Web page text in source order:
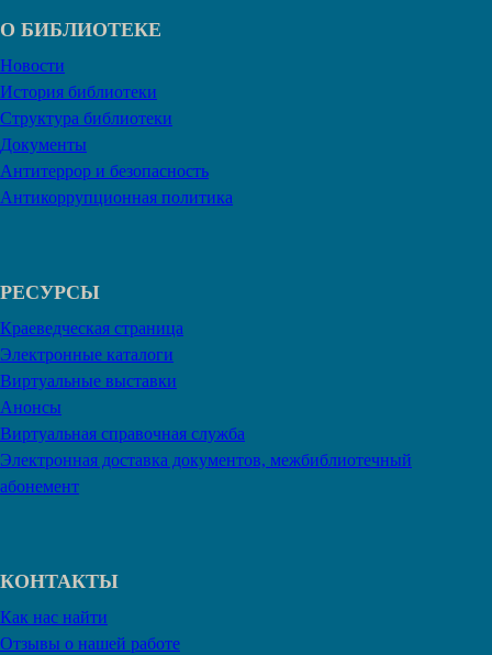
О БИБЛИОТЕКЕ
Новости
История библиотеки
Структура библиотеки
Документы
Антитеррор и безопасность
Антикоррупционная политика
РЕСУРСЫ
Краеведческая страница
Электронные каталоги
Виртуальные выставки
Анонсы
Виртуальная справочная служба
Электронная доставка документов, межбиблиотечный
абонемент
КОНТАКТЫ
Как нас найти
Отзывы о нашей работе